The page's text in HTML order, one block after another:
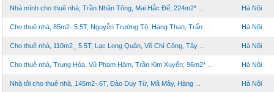
Nhà mình cho thuê nhà, Trần Nhân Tông, Mai Hắc Đế; 224m2* ... Hà Nội
Cho thuê nhà, 85m2- 5.5T, Nguyễn Trường Tộ, Hàng Than, Trấn ... Hà Nội
Cho thuê nhà, 110m2_ 5.5T; Lạc Long Quân, Võ Chí Công, Tây ... Hà Nội
Cho thuê nhà, Trung Hòa, Vũ Phạm Hàm, Trần Kim Xuyến; 96m2* ... Hà Nội
Nhà tôi cho thuê nhà, 145m2- 6T, Đào Duy Từ, Mã Mây, Hàng ... Hà Nội